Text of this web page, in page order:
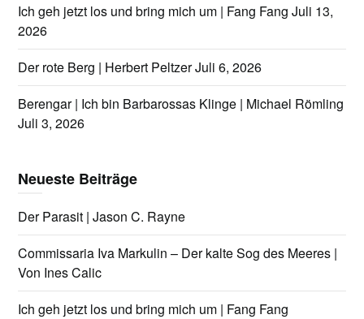
Ich geh jetzt los und bring mich um | Fang Fang Juli 13,
2026
Der rote Berg | Herbert PeltzerJuli 6, 2026
Berengar | Ich bin Barbarossas Klinge | Michael Römling
Juli 3, 2026
Neueste Beiträge
Der Parasit | Jason C. Rayne
Commissaria Iva Markulin – Der kalte Sog des Meeres |
Von Ines Calic
Ich geh jetzt los und bring mich um | Fang Fang